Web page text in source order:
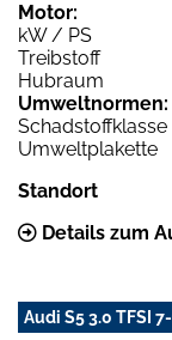
Motor:
kW / PS
Treibstoff
Hubraum
Umweltnormen:
Schadstoffklasse
Umweltplakette
Standort
Details zum
Audi S5 3.0 TFSI